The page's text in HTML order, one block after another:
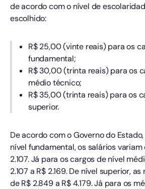
de acordo com o nível de
escolhido:
R$ 25,00 (vinte reais) para os
fundamental;
R$ 30,00 (trinta reais) para os
médio técnico;
R$ 35,00 (trinta reais) para os
superior.
De acordo com o Governo do
nível fundamental, os salários variam
2.107. Já para os cargos de nível
2.107 a R$ 2.169. De nível superior,
de R$ 2.849 a R$ 4.179. Já para os